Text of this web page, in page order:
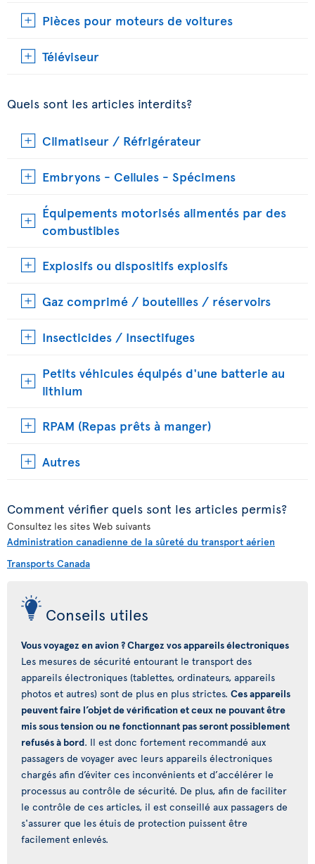
Pièces pour moteurs de voitures
Téléviseur
Quels sont les articles interdits?
Climatiseur / Réfrigérateur
Embryons - Cellules - Spécimens
Équipements motorisés alimentés par des
combustibles
Explosifs ou dispositifs explosifs
Gaz comprimé / bouteilles / réservoirs
Insecticides / Insectifuges
Petits véhicules équipés d'une batterie au
lithium
RPAM (Repas prêts à manger)
Autres
Comment vérifier quels sont les articles permis?
Consultez les sites Web suivants
Administration canadienne de la sûreté du transport aérien
Transports Canada
Conseils utiles
Vous voyagez en avion ? Chargez vos appareils électroniques
Les mesures de sécurité entourant le transport des
appareils électroniques (tablettes, ordinateurs, appareils
photos et autres) sont de plus en plus strictes. Ces appareils
peuvent faire l’objet de vérification et ceux ne pouvant être
mis sous tension ou ne fonctionnant pas seront possiblement
refusés à bord. Il est donc fortement recommandé aux
passagers de voyager avec leurs appareils électroniques
chargés afin d’éviter ces inconvénients et d’accélérer le
processus au contrôle de sécurité. De plus, afin de faciliter
le contrôle de ces articles, il est conseillé aux passagers de
s'assurer que les étuis de protection puissent être
facilement enlevés.